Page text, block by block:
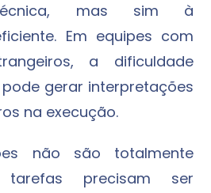
técnica, mas sim à
Em equipes com
a dificuldade
gerar interpretações
na execução.
não são totalmente
tarefas precisam ser